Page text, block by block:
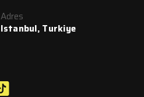
Adres
Istanbul, Turkiye